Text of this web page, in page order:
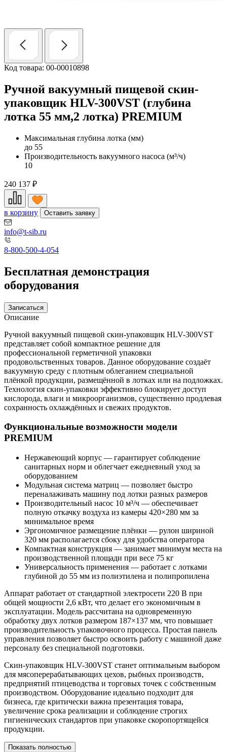
Код товара: 00-00010898
Ручной вакуумный пищевой скин-
упаковщик HLV-300VST (глубина
лотка 55 мм,2 лотка) PREMIUM
Максимальная глубина лотка (мм)
до 55
Производительность вакуумного насоса (м³/ч)
10
240 137 ₽
в корзину Оставить заявку
info@t-sib.ru
8-800-500-4-054
Бесплатная демонстрация
оборудования
Записаться
Описание
Ручной вакуумный пищевой скин-упаковщик HLV-300VST
представляет собой компактное решение для
профессиональной герметичной упаковки
продовольственных товаров. Данное оборудование создаёт
вакуумную среду с плотным облеганием специальной
плёнкой продукции, размещённой в лотках или на подложках.
Технология скин-упаковки эффективно блокирует доступ
кислорода, влаги и микроорганизмов, существенно продлевая
сохранность охлаждённых и свежих продуктов.
Функциональные возможности модели
PREMIUM
Нержавеющий корпус — гарантирует соблюдение
санитарных норм и облегчает ежедневный уход за
оборудованием
Модульная система матриц — позволяет быстро
переналаживать машину под лотки разных размеров
Производительный насос 10 м³/ч — обеспечивает
полную откачку воздуха из камеры 420×280 мм за
минимальное время
Эргономичное размещение плёнки — рулон шириной
320 мм располагается сбоку для удобства оператора
Компактная конструкция — занимает минимум места на
производственной площади при весе 75 кг
Универсальность применения — работает с лотками
глубиной до 55 мм из полиэтилена и полипропилена
Аппарат работает от стандартной электросети 220 В при
общей мощности 2,6 кВт, что делает его экономичным в
эксплуатации. Модель рассчитана на одновременную
обработку двух лотков размером 187×137 мм, что повышает
производительность упаковочного процесса. Простая панель
управления позволяет быстро освоить работу с машиной даже
персоналу без специальной подготовки.
Скин-упаковщик HLV-300VST станет оптимальным выбором
для мясоперерабатывающих цехов, рыбных производств,
предприятий птицеводства и торговых точек с собственным
производством. Оборудование идеально подходит для
бизнеса, где критически важна презентация товара,
увеличение срока реализации и соблюдение строгих
гигиенических стандартов при упаковке скоропортящейся
продукции.
Показать полностью